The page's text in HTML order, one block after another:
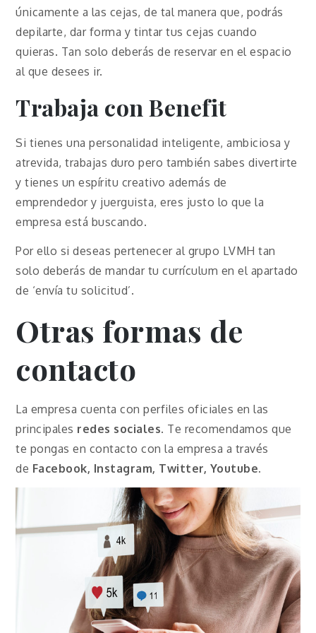
únicamente a las cejas, de tal manera que, podrás
depilarte, dar forma y tintar tus cejas cuando
quieras. Tan solo deberás de reservar en el espacio
al que desees ir.
Trabaja con Benefit
Si tienes una personalidad inteligente, ambiciosa y
atrevida, trabajas duro pero también sabes divertirte
y tienes un espíritu creativo además de
emprendedor y juerguista, eres justo lo que la
empresa está buscando.
Por ello si deseas pertenecer al grupo LVMH tan
solo deberás de mandar tu currículum en el apartado
de ‘envía tu solicitud’.
Otras formas de
contacto
La empresa cuenta con perfiles oficiales en las
principales redes sociales. Te recomendamos que
te pongas en contacto con la empresa a través
de Facebook, Instagram, Twitter, Youtube.